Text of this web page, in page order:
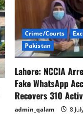
Crime/Courts
Pakistan
Lahore: NCCIA
Fake WhatsApp
Recovers 310
admin_qalam 8